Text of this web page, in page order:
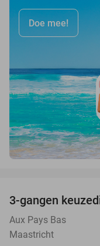
Doe mee!
3-gangen
Aux Pays Bas
Maastricht